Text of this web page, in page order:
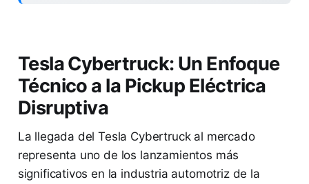
Tesla Cybertruck: Un Enfoque
Técnico a la Pickup Eléctrica
Disruptiva
La llegada del Tesla Cybertruck al mercado
representa uno de los lanzamientos más
significativos en la industria automotriz de la